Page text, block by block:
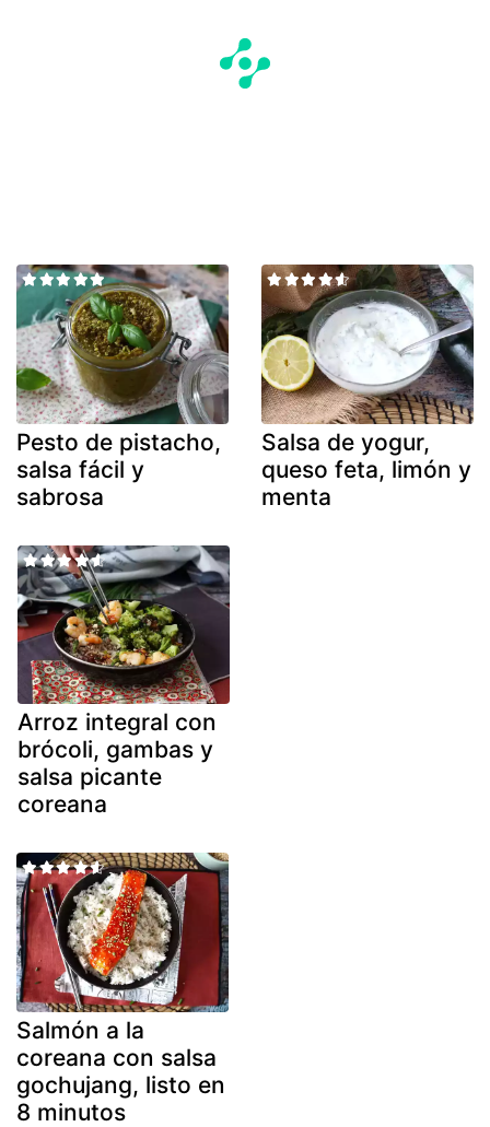
Pesto de pistacho,
salsa fácil y
sabrosa
Salsa de yogur,
queso feta, limón y
menta
Arroz integral con
brócoli, gambas y
salsa picante
coreana
Salmón a la
coreana con salsa
gochujang, listo en
8 minutos